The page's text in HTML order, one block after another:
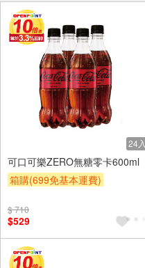
24入
可口可樂ZERO無糖零卡600ml
箱購(699免基本運費)
滿額9折
$ 710
$529